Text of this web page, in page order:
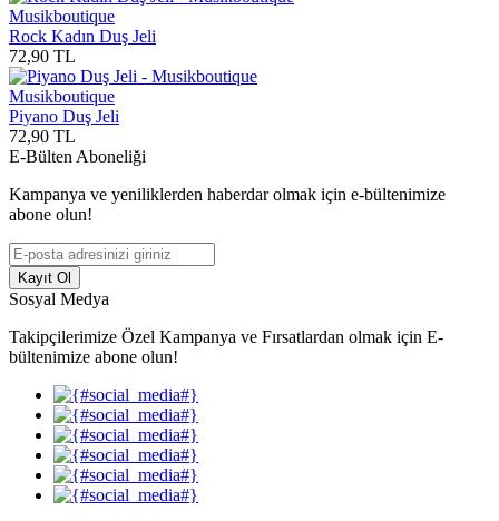
Musikboutique
Rock Kadın Duş Jeli
72,90 TL
Musikboutique
Piyano Duş Jeli
72,90 TL
E-Bülten Aboneliği
Kampanya ve yeniliklerden haberdar olmak için e-bültenimize
abone olun!
Kayıt Ol
Sosyal Medya
Takipçilerimize Özel Kampanya ve Fırsatlardan olmak için E-
bültenimize abone olun!